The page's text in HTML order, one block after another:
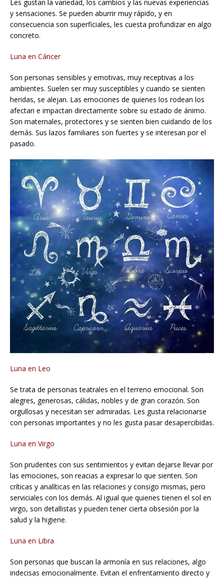
Les gustan la variedad, los cambios y las nuevas experiencias
y sensaciones. Se pueden aburrir muy rápido, y en
consecuencia son superficiales, les cuesta profundizar en algo
concreto.
Luna en Cáncer
Son personas sensibles y emotivas, muy receptivas a los
ambientes. Suelen ser muy susceptibles y cuando se sienten
heridas, se alejan. Las emociones de quienes los rodean los
afectan e impactan directamente sobre su estado de ánimo.
Son maternales, protectores y se sienten bien cuidando de los
demás. Sus lazos familiares son fuertes y se interesan por el
pasado.
Luna en Leo
Se trata de personas teatrales en el terreno emocional. Son
alegres, generosas, cálidas, nobles y de gran corazón. Son
orgullosas y necesitan ser admiradas. Les gusta relacionarse
con personas importantes y no les gusta pasar desapercibidas.
Luna en Virgo
Son prudentes con sus sentimientos y evitan dejarse llevar por
las emociones, son reacias a expresar lo que sienten. Son
críticas y analíticas en las relaciones y consigo mismas, pero
serviciales con los demás. Al igual que quienes tienen el sol en
virgo, son detallistas y pueden tener cierta obsesión por la
salud y la higiene.
Luna en Libra
Son personas que buscan la armonía en sus relaciones, algo
indecisas emocionalmente. Evitan el enfrentamiento directo y